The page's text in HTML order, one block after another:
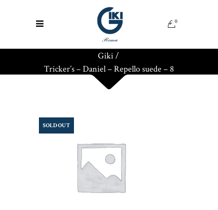
0
Giki/
Tricker’s – Daniel – Repello suede – 8
SOLD OUT